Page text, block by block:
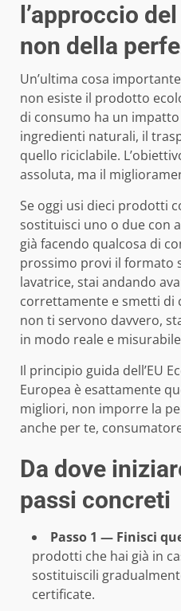
l’approccio
non della
Un’ultima cosa
non esiste il prodotto
di consumo ha un
ingredienti naturali, il
quello riciclabile.
assoluta, ma il
Se oggi usi dieci prodotti
sostituisci uno o due con
già facendo qualcosa di
prossimo provi il formato
lavatrice, stai andando
correttamente e smetti
non ti servono davvero,
in modo reale e
Il principio guida dell’EU
Europea è esattamente
migliori, non imporre la
anche per te,
Da dove
passi concreti
Passo 1 — Finisci
prodotti che hai già in
sostituiscili
certificate.